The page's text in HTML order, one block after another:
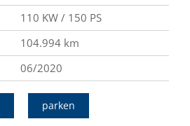
110 KW / 150 PS
104.994 km
06/2020
parken